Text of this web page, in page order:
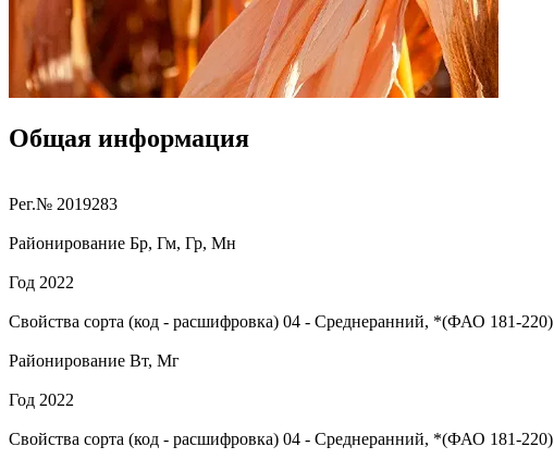
Общая информация
Рег.№ 2019283
Районирование Бр, Гм, Гр, Мн
Год 2022
Свойства сорта (код - расшифровка) 04 - Среднеранний, *(ФАО 181-220)
Районирование Вт, Мг
Год 2022
Свойства сорта (код - расшифровка) 04 - Среднеранний, *(ФАО 181-220)